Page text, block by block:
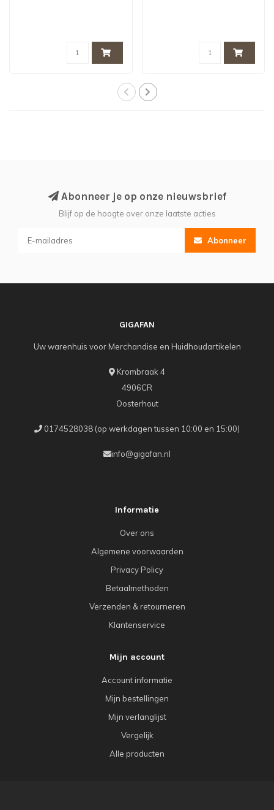
Abonneer je op onze nieuwsbrief
Blijf op de hoogte over onze laatste acties
Abonneer
GIGAFAN
Uw warenhuis voor Merchandise en Huidhoudartikelen
Krombraak 4
4906CR
Oosterhout
0174528038 (op werkdagen tussen 10:00 en 15:00)
info@gigafan.nl
Informatie
Over ons
Algemene voorwaarden
Privacy Policy
Betaalmethoden
Verzenden & retourneren
Klantenservice
Mijn account
Account informatie
Mijn bestellingen
Mijn verlanglijst
Vergelijk
Alle producten